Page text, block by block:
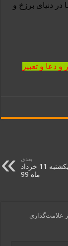
دنیای برزخ و
دعا و تعبیر
بعدی
فال و طالع روزانه یکشنبه 11 خرداد
ماه 99
علامت‌گذاری